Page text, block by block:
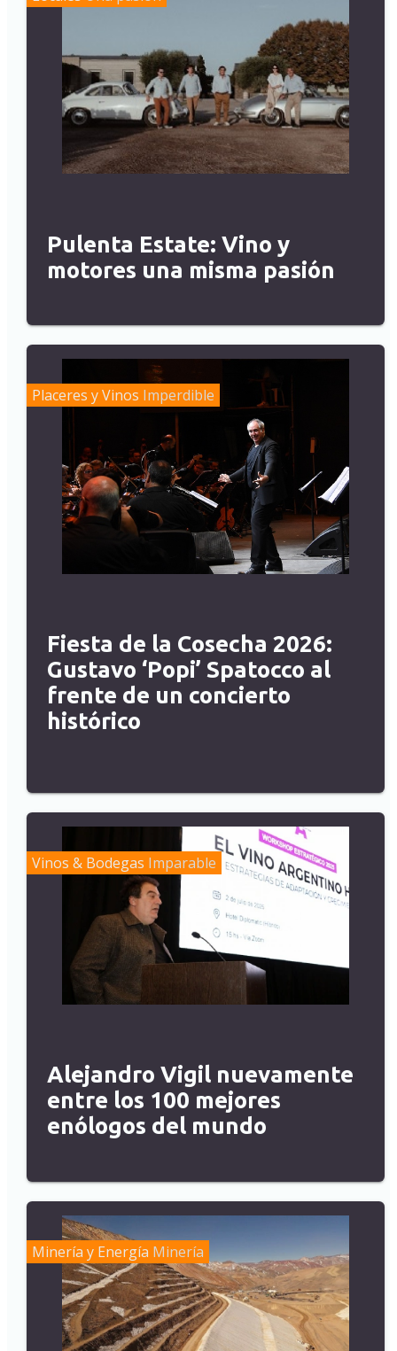
Pulenta Estate: Vino y
motores una misma pasión
Placeres y Vinos Imperdible
Fiesta de la Cosecha 2026:
Gustavo ‘Popi’ Spatocco al
frente de un concierto
histórico
Vinos & Bodegas Imparable
Alejandro Vigil nuevamente
entre los 100 mejores
enólogos del mundo
Minería y Energía Minería